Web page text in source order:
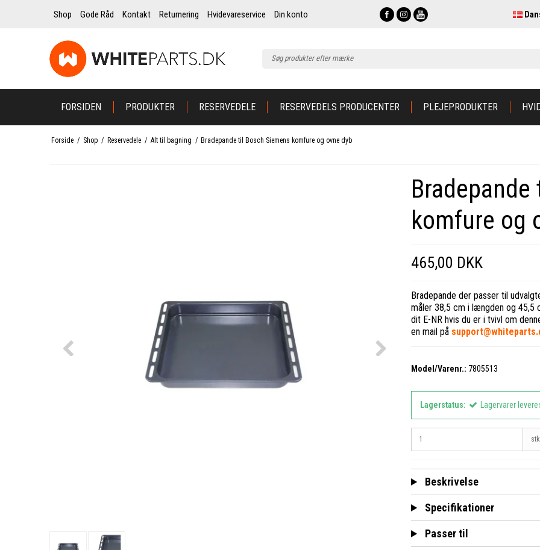
Shop Gode Råd Kontakt Returnering Hvidevareservice Din konto
FORSIDEN PRODUKTER RESERVEDELE RESERVEDELS PRODUCENTER PLEJEPRODUKTER
Forside / Shop / Reservedele / Alt til bagning / Bradepande til Bosch Siemens komfure og ovne dyb
komfure og
465,00 DKK
Bradepande der passer til
måler 38,5 cm i længden og 45,5
dit E-NR hvis du er i tvivl om
en mail på
Model/Varenr.: 7805513
Lagerstatus: Lagervarer
Beskrivelse
Specifikationer
Passer til